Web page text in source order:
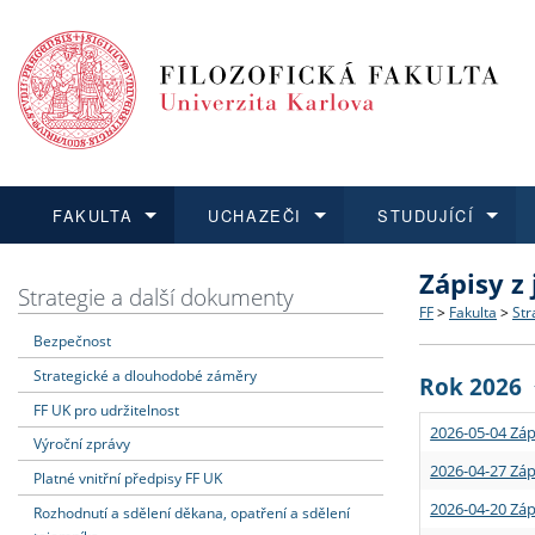
FAKULTA
Dozvědět se více
Struktura
Strategie
Podpora
UCHAZEČI
Podat přihlášku
Co
Učitelské
STUDUJÍCÍ
Dozvědět se více
Rigorózní
Dozvědět se více
O vědě a
Granty a
Dozvědět se více
Aktuální
Strategie a další dokumenty
Bezpečnost
Strategické a dlouhodobé záměry
FF UK pro udržitelnost
Výroční zprávy
Platné vnitřní předpisy FF UK
Rozhodnutí a sdělení děkana, opatření a sdělení
Zápisy
FF > Fakulta >
Rok 2026
2026-05-04
2026-04-27
2026-04-20